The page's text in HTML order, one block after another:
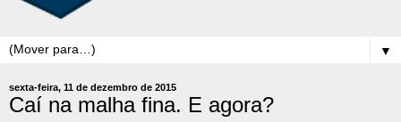
▼
sexta-feira, 11 de dezembro de 2015
Caí na malha fina. E agora?